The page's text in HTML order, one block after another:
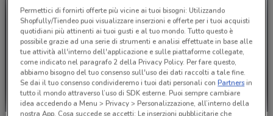
Permettici di fornirti offerte più vicine ai tuoi bisogni: Utilizzando
Shopfully/Tiendeo puoi visualizzare inserzioni e offerte per i tuoi acquisti
quotidiani più attinenti ai tuoi gusti e al tuo mondo. Tutto questo è
possibile grazie ad una serie di strumenti e analisi effettuate in base alle
tue attività all'interno dell'applicazione e sulle piattaforme collegate,
come indicato nel paragrafo 2 della Privacy Policy. Per fare questo,
abbiamo bisogno del tuo consenso sull'uso dei dati raccolti a tale fine.
Se dai il tuo consenso condivideremo i tuoi dati personali conPartnersin
tutto il mondo attraverso l’uso di SDK esterne. Puoi sempre cambiare
idea accedendo a Menu > Privacy > Personalizzazione, all’interno della
nostra App. Cosa succede se accetti: Le inserzioni pubblicitarie che